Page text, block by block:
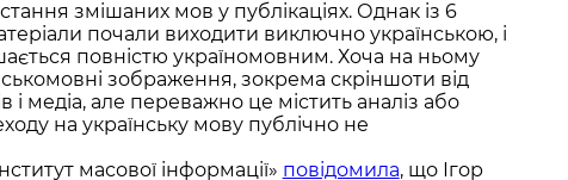
змішаних мов у публікаціях. Однак із 6
почали виходити виключно українською, і
повністю україномовним. Хоча на ньому
зображення, зокрема скріншоти від
і медіа, але переважно це містить аналіз або
на українську мову публічно не
масової інформації» повідомила, що Ігор